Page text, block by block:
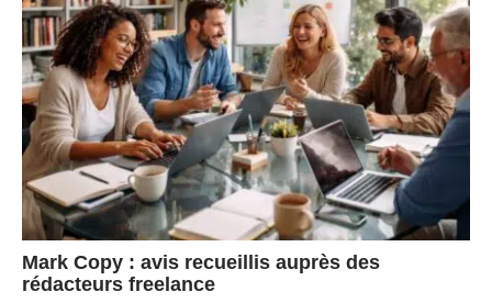
Mark Copy : avis recueillis auprès des
rédacteurs freelance